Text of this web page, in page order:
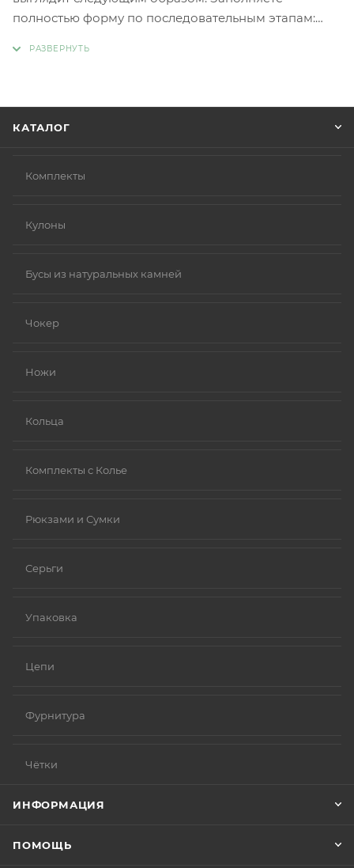
полностью форму по последовательным этапам:
КАТАЛОГ
Комплекты
Кулоны
Бусы из натуральных камней
Чокер
Ножи
Кольца
Комплекты с Колье
Рюкзами и Сумки
Серьги
Упаковка
Цепи
Фурнитура
Чётки
ИНФОРМАЦИЯ
ПОМОЩЬ